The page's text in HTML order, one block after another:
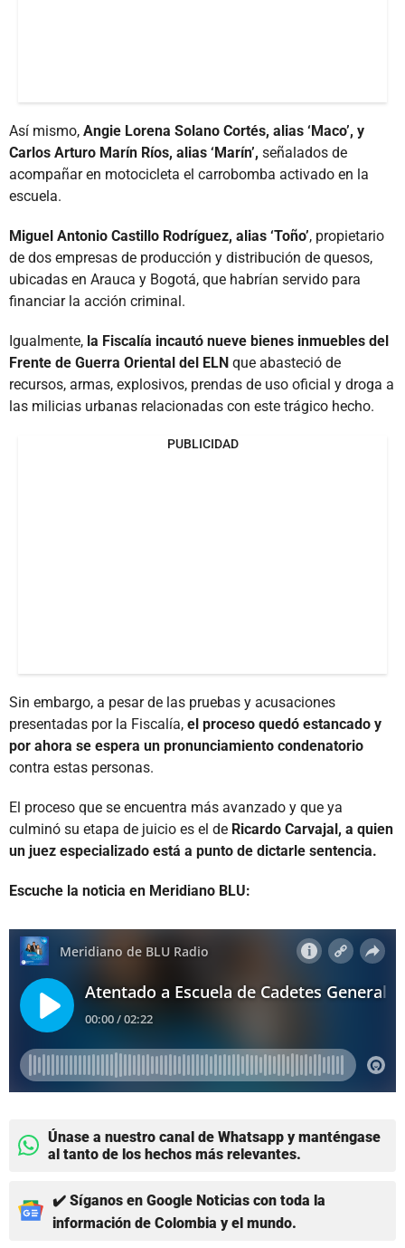
Así mismo, Angie Lorena Solano Cortés, alias ‘Maco’, y
Carlos Arturo Marín Ríos, alias ‘Marín’, señalados de
acompañar en motocicleta el carrobomba activado en la
escuela.
Miguel Antonio Castillo Rodríguez, alias ‘Toño’, propietario
de dos empresas de producción y distribución de quesos,
ubicadas en Arauca y Bogotá, que habrían servido para
financiar la acción criminal.
Igualmente, la Fiscalía incautó nueve bienes inmuebles del
Frente de Guerra Oriental del ELN que abasteció de
recursos, armas, explosivos, prendas de uso oficial y droga a
las milicias urbanas relacionadas con este trágico hecho.
PUBLICIDAD
Sin embargo, a pesar de las pruebas y acusaciones
presentadas por la Fiscalía, el proceso quedó estancado y
por ahora se espera un pronunciamiento condenatorio
contra estas personas.
El proceso que se encuentra más avanzado y que ya
culminó su etapa de juicio es el de Ricardo Carvajal, a quien
un juez especializado está a punto de dictarle sentencia.
Escuche la noticia en Meridiano BLU:
Únase a nuestro canal de Whatsapp y manténgase
al tanto de los hechos más relevantes.
✔️ Síganos en Google Noticias con toda la
información de Colombia y el mundo.